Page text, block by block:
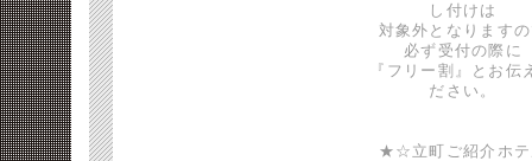
し付けは
対象外となります
必ず受付の際に
『フリー割』とお伝
ださい。
★☆立町ご紹介ホ